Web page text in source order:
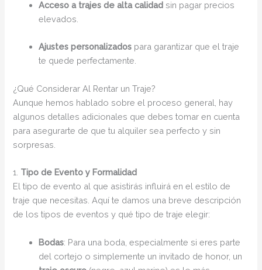
Acceso a trajes de alta calidad sin pagar precios
elevados.
Ajustes personalizados para garantizar que el traje
te quede perfectamente.
¿Qué Considerar Al Rentar un Traje?
Aunque hemos hablado sobre el proceso general, hay
algunos detalles adicionales que debes tomar en cuenta
para asegurarte de que tu alquiler sea perfecto y sin
sorpresas.
1. Tipo de Evento y Formalidad
El tipo de evento al que asistirás influirá en el estilo de
traje que necesitas. Aquí te damos una breve descripción
de los tipos de eventos y qué tipo de traje elegir:
Bodas: Para una boda, especialmente si eres parte
del cortejo o simplemente un invitado de honor, un